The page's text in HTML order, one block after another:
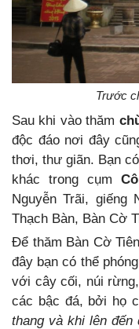
Trước
Sau khi vào thăm
độc đáo nơi đây
thơi, thư giãn. Bạn
khác trong cụm
Nguyễn Trãi, giếng
Thạch Bàn, Bàn Cờ
Để thăm Bàn Cờ
đây bạn có thể
với cây cối, núi
các bậc đá, bởi họ
thang và khi lên đến